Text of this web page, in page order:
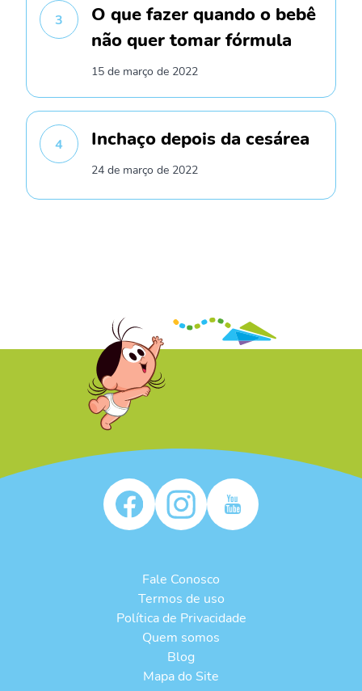
3
O que fazer quando o bebê
não quer tomar fórmula
15 de março de 2022
4 Inchaço depois da cesárea
24 de março de 2022
Fale Conosco
Termos de uso
Política de Privacidade
Quem somos
Blog
Mapa do Site